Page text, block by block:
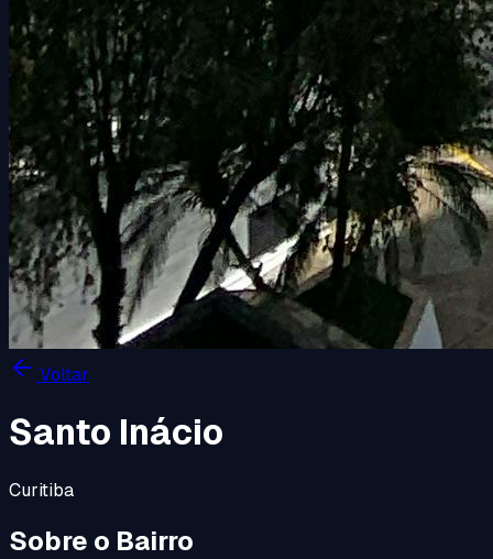
Voltar
Santo Inácio
Curitiba
Sobre o Bairro